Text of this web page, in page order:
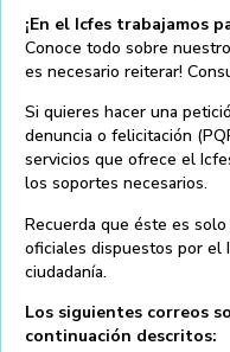
¡En el Icfes trabajamos
Conoce todo sobre
es necesario reiterar!
Si quieres hacer una
denuncia o felicitación
servicios que ofrece el
los soportes necesarios.
Recuerda que éste es
oficiales dispuestos por el
ciudadanía.
Los siguientes correos
continuación descritos: